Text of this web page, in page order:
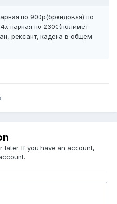
по 900р(брендовая) по
парная по 2300(полимет
рексант, кадена в общем
later. If you have an account,